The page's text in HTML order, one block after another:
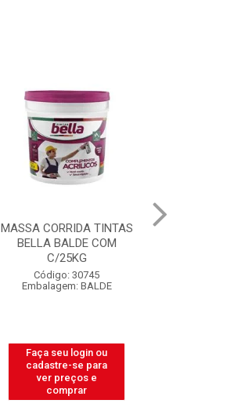
MASSA CORRIDA TINTAS
BELLA BALDE COM
C/25KG
Código: 30745
Embalagem: BALDE
Faça seu login ou
cadastre-se para
ver preços e
comprar